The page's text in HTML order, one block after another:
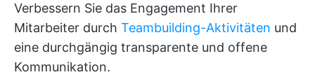
Verbessern Sie das Engagement Ihrer
Mitarbeiter durch Teambuilding-Aktivitäten und
eine durchgängig transparente und offene
Kommunikation.